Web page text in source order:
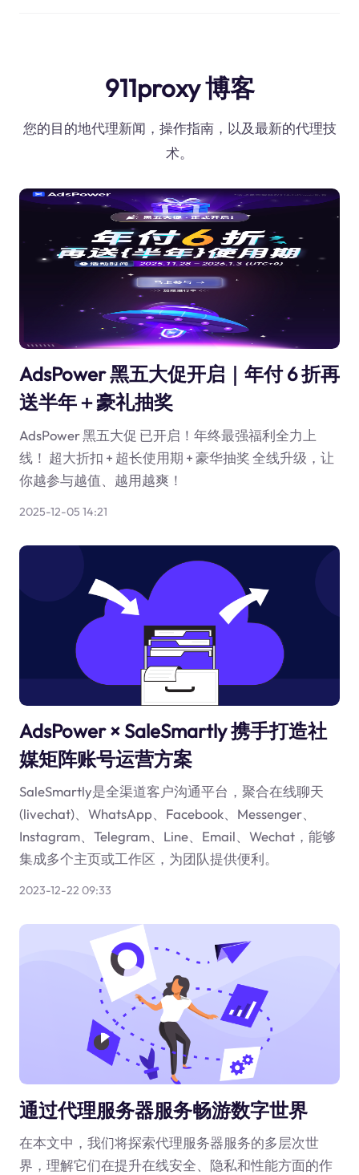
911proxy 博客
您的目的地代理新闻，操作指南，以及最新的代理技
术。
AdsPower 黑五大促开启｜年付 6 折再
送半年＋豪礼抽奖
AdsPower 黑五大促 已开启！年终最强福利全力上
线！ 超大折扣 + 超长使用期 + 豪华抽奖 全线升级，让
你越参与越值、越用越爽！
2025-12-05 14:21
AdsPower × SaleSmartly 携手打造社
媒矩阵账号运营方案
SaleSmartly是全渠道客户沟通平台，聚合在线聊天
(livechat)、WhatsApp、Facebook、Messenger、
Instagram、Telegram、Line、Email、Wechat，能够
集成多个主页或工作区，为团队提供便利。
2023-12-22 09:33
通过代理服务器服务畅游数字世界
在本文中，我们将探索代理服务器服务的多层次世
界，理解它们在提升在线安全、隐私和性能方面的作